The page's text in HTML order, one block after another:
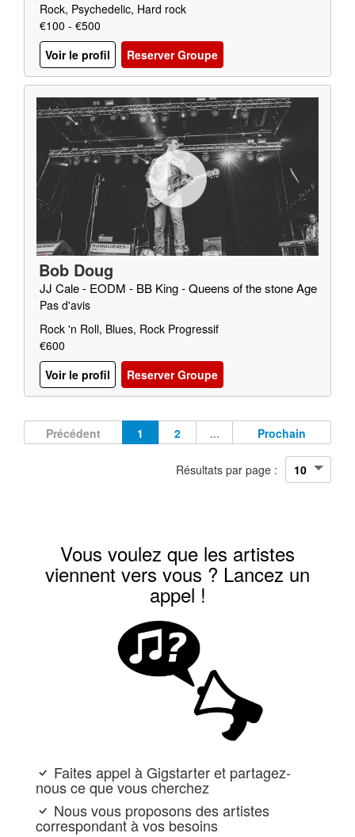
Rock, Psychedelic, Hard rock
€100 - €500
Voir le profil
Reserver Groupe
Bob Doug
JJ Cale - EODM - BB King - Queens of the stone Age
Pas d'avis
Rock 'n Roll, Blues, Rock Progressif
€600
Voir le profil
Reserver Groupe
Précédent 1 2 ... Prochain
Résultats par page :
Vous voulez que les artistes
viennent vers vous ? Lancez un
appel !
Faites appel à Gigstarter et partagez-
nous ce que vous cherchez
Nous vous proposons des artistes
correspondant à vos besoins